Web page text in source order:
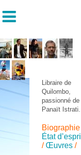
Libraire de
Quilombo,
passionné de
Panaït Istrati.
Biographie
État
/Œuvres /